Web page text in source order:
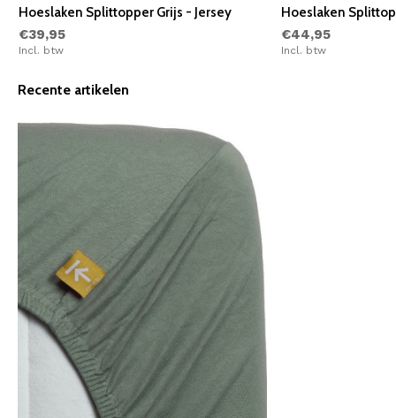
Hoeslaken Splittopper Grijs - Jersey
€39,95
Incl. btw
Hoeslaken
€44,95
Incl. btw
Recente artikelen